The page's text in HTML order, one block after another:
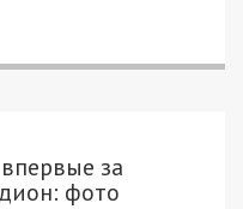
за
фото